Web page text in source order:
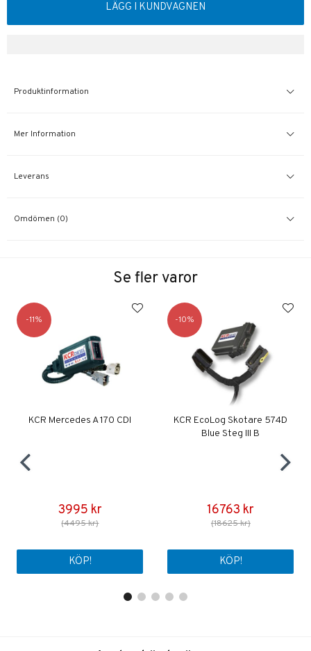
LÄGG I KUNDVAGNEN
Produktinformation
Mer Information
Leverans
Omdömen (0)
Se fler varor
11
KCR Mercedes A 170 CDI
3995 kr
(4495 kr)
KÖP!
10
KCR EcoLog Skotare 574D
Blue Steg III B
16763 kr
(18625 kr)
KÖP!